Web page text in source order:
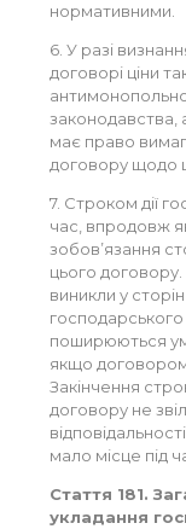
нормативними.
6. У разі
договорі ціни
законодавства,
має право
договору щодо
7. Строком дії
час, впродовж
зобов’язання
цього
виникли у
поширюються
якщо
Закінчення
договору не
мало місце під
Стаття 181.
укладання